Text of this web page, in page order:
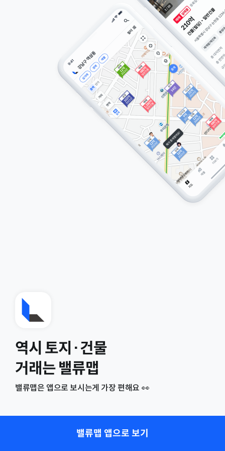
역시 토지·건물
거래는 밸류맵
밸류맵은 앱으로 보시는게 가장 편해요 👀
밸류맵 앱으로 보기